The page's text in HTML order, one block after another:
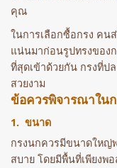
คุณ
ในการเลือกซื้อกรง คน
แน่นมาก่อนรูปทรงของ
ที่สุดเข้าด้วยกัน กรงที่ป
สวยงาม
ข้อควรพิจารณาในก
1. ขนาด
กรงนกควรมีขนาดใหญ่
สบาย โดยมีพื้นที่เพียงพ